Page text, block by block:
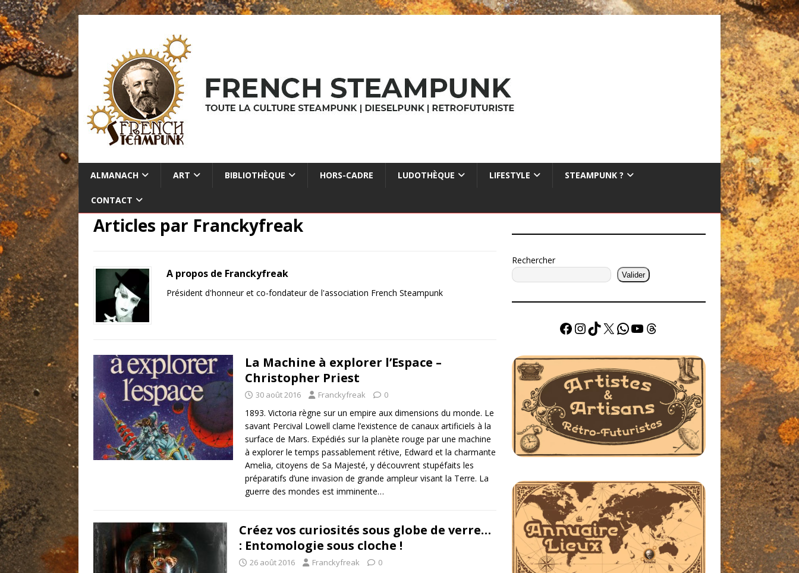
ALMANACH ART BIBLIOTHÈQUE HORS-CADRE LUDOTHÈQUE LIFESTYLE STEAMPUNK ?
CONTACT
Articles par Franckyfreak
A propos de Franckyfreak
Président d'honneur et co-fondateur de l'association French Steampunk
La Machine à explorer l’Espace –
Christopher Priest
30 août 2016 Franckyfreak 0
1893. Victoria règne sur un empire aux dimensions du monde. Le
savant Percival Lowell clame l’existence de canaux artificiels à la
surface de Mars. Expédiés sur la planète rouge par une machine
à explorer le temps passablement rétive, Edward et la charmante
Amelia, citoyens de Sa Majesté, y découvrent stupéfaits les
préparatifs d’une invasion de grande ampleur visant la Terre. La
guerre des mondes est imminente…
Créez vos curiosités sous globe de verre…
: Entomologie sous cloche !
26 août 2016 Franckyfreak 0
Rechercher
Valider